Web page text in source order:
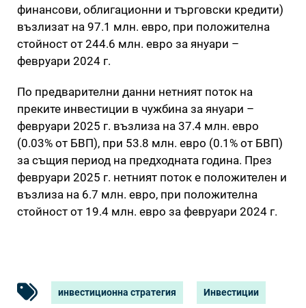
финансови, облигационни и търговски кредити)
възлизат на 97.1 млн. евро, при положителна
стойност от 244.6 млн. евро за януари –
февруари 2024 г.
По предварителни данни нетният поток на
преките инвестиции в чужбина за януари –
февруари 2025 г. възлиза на 37.4 млн. евро
(0.03% от БВП), при 53.8 млн. евро (0.1% от БВП)
за същия период на предходната година. През
февруари 2025 г. нетният поток е положителен и
възлиза на 6.7 млн. евро, при положителна
стойност от 19.4 млн. евро за февруари 2024 г.
инвестиционна стратегия Инвестиции